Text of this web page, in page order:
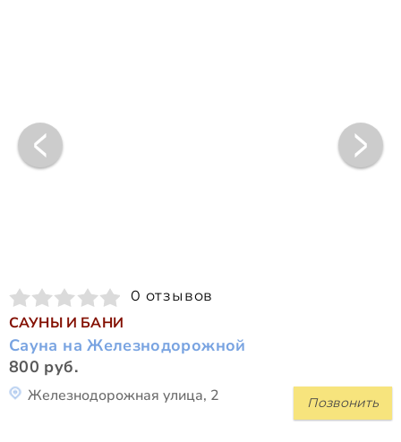
0 отзывов
САУНЫ И БАНИ
Сауна на Железнодорожной
800 руб.
Позвонить
Железнодорожная улица, 2